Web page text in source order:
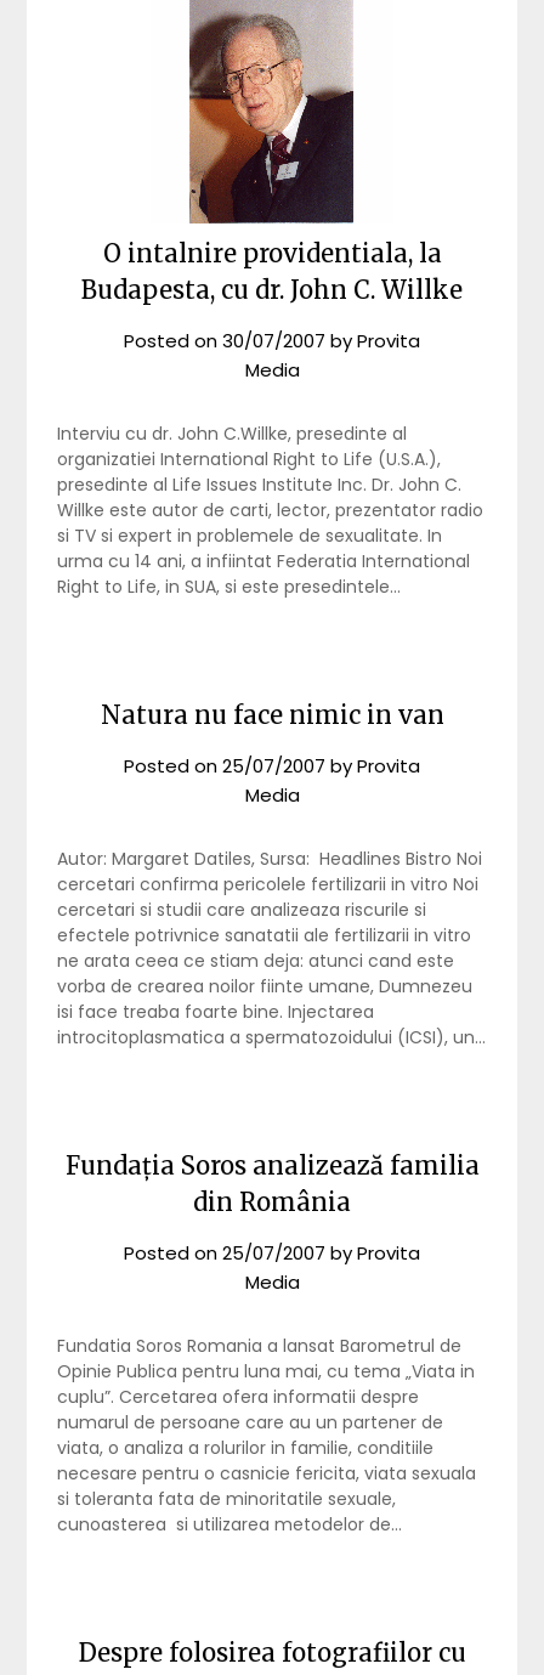
O intalnire providentiala, la
Budapesta, cu dr. John C. Willke
Posted on30/07/2007 byProvita
Media
Interviu cu dr. John C.Willke, presedinte al
organizatiei International Right to Life (U.S.A.),
presedinte al Life Issues Institute Inc. Dr. John C.
Willke este autor de carti, lector, prezentator radio
si TV si expert in problemele de sexualitate. In
urma cu 14 ani, a infiintat Federatia International
Right to Life, in SUA, si este presedintele…
Natura nu face nimic in van
Posted on25/07/2007 byProvita
Media
Autor: Margaret Datiles, Sursa: Headlines Bistro Noi
cercetari confirma pericolele fertilizarii in vitro Noi
cercetari si studii care analizeaza riscurile si
efectele potrivnice sanatatii ale fertilizarii in vitro
ne arata ceea ce stiam deja: atunci cand este
vorba de crearea noilor fiinte umane, Dumnezeu
isi face treaba foarte bine. Injectarea
introcitoplasmatica a spermatozoidului (ICSI), un…
Fundația Soros analizează familia
din România
Posted on25/07/2007 byProvita
Media
Fundatia Soros Romania a lansat Barometrul de
Opinie Publica pentru luna mai, cu tema „Viata in
cuplu”. Cercetarea ofera informatii despre
numarul de persoane care au un partener de
viata, o analiza a rolurilor in familie, conditiile
necesare pentru o casnicie fericita, viata sexuala
si toleranta fata de minoritatile sexuale,
cunoasterea si utilizarea metodelor de…
Despre folosirea fotografiilor cu